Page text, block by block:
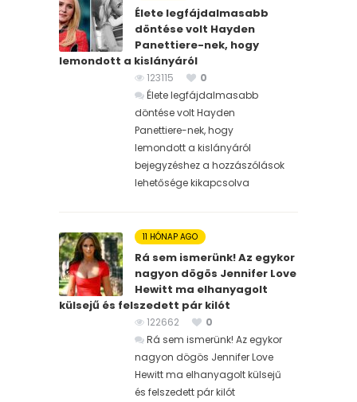
Élete legfájdalmasabb
döntése volt Hayden
Panettiere-nek, hogy
lemondott a kislányáról
123115
0
Élete legfájdalmasabb
döntése volt Hayden
Panettiere-nek, hogy
lemondott a kislányáról
bejegyzéshez a hozzászólások
lehetősége kikapcsolva
11 HÓNAP AGO
Rá sem ismerünk! Az egykor
nagyon dögös Jennifer Love
Hewitt ma elhanyagolt
külsejű és felszedett pár kilót
122662
0
Rá sem ismerünk! Az egykor
nagyon dögös Jennifer Love
Hewitt ma elhanyagolt külsejű
és felszedett pár kilót